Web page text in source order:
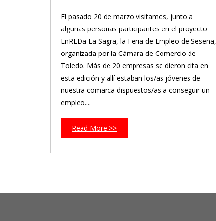
El pasado 20 de marzo visitamos, junto a
algunas personas participantes en el proyecto
EnREDa La Sagra, la Feria de Empleo de Seseña,
organizada por la Cámara de Comercio de
Toledo. Más de 20 empresas se dieron cita en
esta edición y allí estaban los/as jóvenes de
nuestra comarca dispuestos/as a conseguir un
empleo....
Read More >>